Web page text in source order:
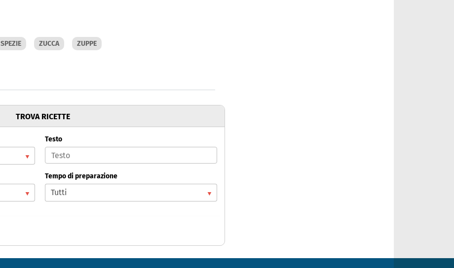
SPEZIE ZUCCA ZUPPE
TROVA RICETTE
Testo
Tempo di preparazione